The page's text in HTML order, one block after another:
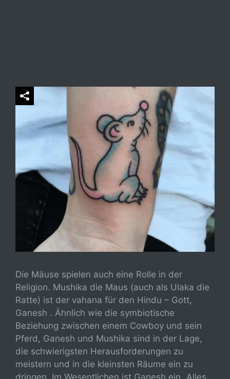
Die Mäuse spielen auch eine Rolle in der
Religion. Mushika die Maus (auch als Ulaka die
Ratte) ist der vahana für den Hindu – Gott,
Ganesh . Ähnlich wie die symbiotische
Beziehung zwischen einem Cowboy und sein
Pferd, Ganesh und Mushika sind in der Lage,
die schwierigsten Herausforderungen zu
meistern und in die kleinsten Räume ein zu